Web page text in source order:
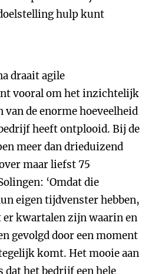
hulp kunt
draait agile
vooral om het inzichtelijk
van de enorme hoeveelheid
heeft ontplooid. Bij de
meer dan drieduizend
maar liefst 75
‘Omdat die
eigen tijdvenster hebben,
er kwartalen zijn waarin en
gevolgd door een moment
komt. Het mooie aan
dat het bedrijf een hele